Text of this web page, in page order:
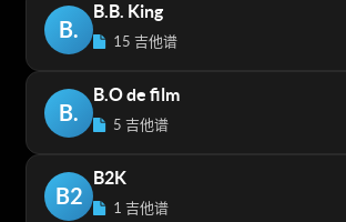
B.
B.B. King
15 吉他谱
B.
B.O de film
5 吉他谱
B2
B2K
1 吉他谱